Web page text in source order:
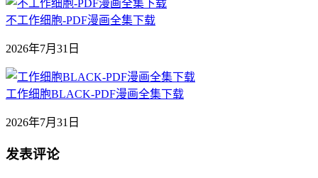
不工作细胞-PDF漫画全集下载
2026年7月31日
工作细胞BLACK-PDF漫画全集下载
2026年7月31日
发表评论